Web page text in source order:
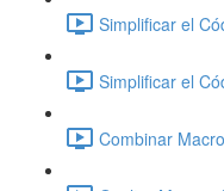
Simplificar el
Simplificar el
Combinar